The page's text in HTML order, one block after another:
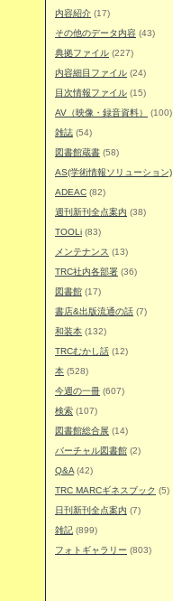
内容紹介 (17)
その他のデータ内容 (43)
典拠ファイル (227)
内容細目ファイル (24)
目次情報ファイル (15)
AV（映像・録音資料）
(100)
雑誌 (54)
図書館蔵書 (58)
AS(学術情報ソリューション)
ADEAC (82)
週刊新刊全点案内 (38)
TOOLi (83)
メンテナンス (13)
TRC社内各部署 (36)
図書館 (17)
書店&出版流通の話 (7)
和装本 (132)
TRCむかし話 (12)
本 (528)
今週の一冊 (607)
検索 (107)
図書館総合展 (14)
バーチャル図書館 (2)
Q&A (42)
TRC MARCギネスブック (5)
日刊新刊全点案内 (7)
雑記 (899)
フォトギャラリー (803)